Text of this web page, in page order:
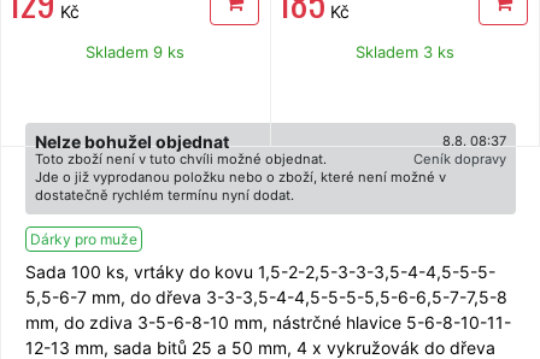
Kč
Skladem 9 ks
Kč
Skladem 3 ks
8.8. 08:37
Nelze bohužel objednat
Ceník dopravy
Toto zboží není v tuto chvíli možné objednat.
Jde o již vyprodanou položku nebo o zboží, které není možné v
dostatečně rychlém termínu nyní dodat.
Dárky pro muže
Sada 100 ks, vrtáky do kovu 1,5-2-2,5-3-3-3,5-4-4,5-5-5-
5,5-6-7 mm, do dřeva 3-3-3,5-4-4,5-5-5-5,5-6-6,5-7-7,5-8
mm, do zdiva 3-5-6-8-10 mm, nástrčné hlavice 5-6-8-10-11-
12-13 mm, sada bitů 25 a 50 mm, 4 x vykružovák do dřeva